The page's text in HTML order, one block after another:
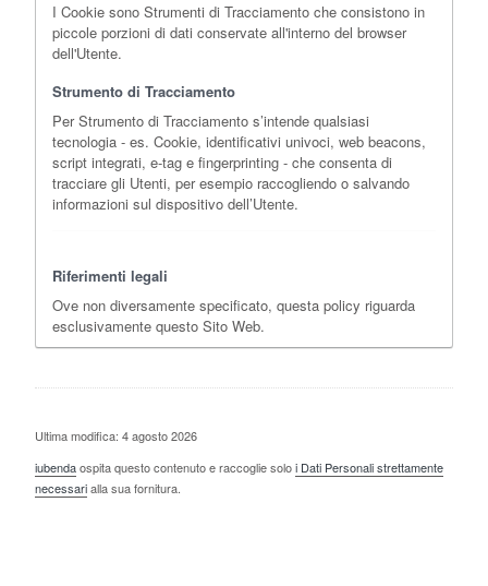
I Cookie sono Strumenti di Tracciamento che consistono in
piccole porzioni di dati conservate all'interno del browser
dell'Utente.
Strumento di Tracciamento
Per Strumento di Tracciamento s’intende qualsiasi
tecnologia - es. Cookie, identificativi univoci, web beacons,
script integrati, e-tag e fingerprinting - che consenta di
tracciare gli Utenti, per esempio raccogliendo o salvando
informazioni sul dispositivo dell’Utente.
Riferimenti legali
Ove non diversamente specificato, questa policy riguarda
esclusivamente questo Sito Web.
Ultima modifica: 4 agosto 2026
iubendaospita questo contenuto e raccoglie soloi Dati Personali strettamente
necessarialla sua fornitura.